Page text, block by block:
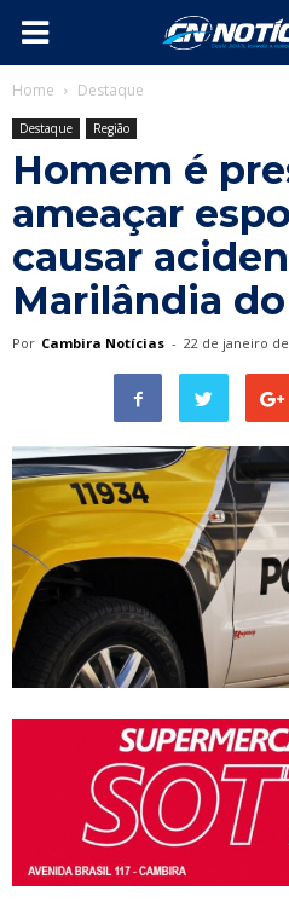
Home Destaque
Destaque Região
Homem é
ameaçar
causar
Marilândia do
Por Cambira Notícias - 22 de janeiro